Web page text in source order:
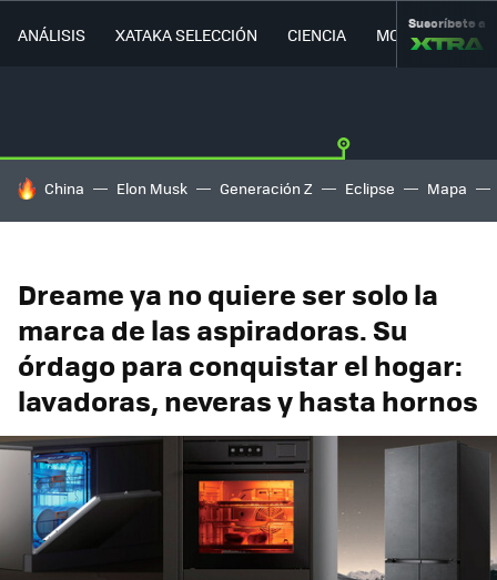
ANÁLISIS XATAKA SELECCIÓN CIENCIA MOVILIDAD
Suscríbete a
HOY SE HABLA DE
China Elon Musk Generación Z Eclipse Mapa
Dreame ya no quiere ser solo la
marca de las aspiradoras. Su
órdago para conquistar el hogar:
lavadoras, neveras y hasta hornos